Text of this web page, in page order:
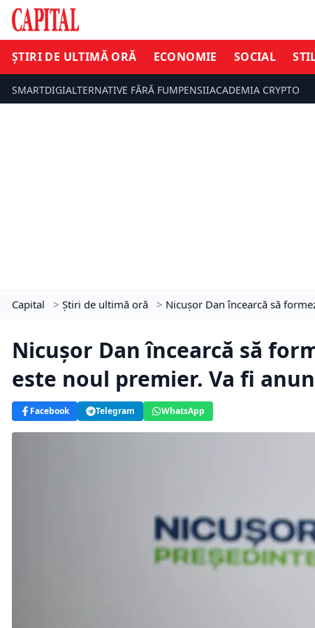
ȘTIRI DE ULTIMĂ ORĂ ECONOMIE SOCIAL
SMARTDIGIALTERNATIVE FĂRĂ FUMPENSIIACADEMIA CRYPTO
Capital > Știri de ultimă oră > Nicușor Dan încearcă să
Nicușor Dan încearcă să
este noul premier. Va fi
Facebook Telegram WhatsApp